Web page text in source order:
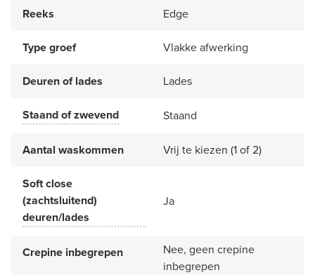
Reeks
Edge
Type groef Vlakke afwerking
Deuren of lades Lades
Staand of zwevend Staand
Aantal waskommen Vrij te kiezen (1 of 2)
Soft close
(zachtsluitend)
deuren/lades
Ja
Crepine inbegrepen
Nee, geen crepine
inbegrepen